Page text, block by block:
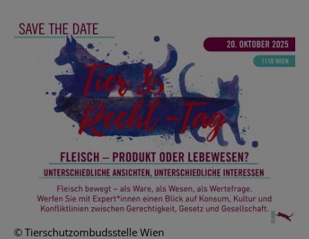
© Tierschutzombudsstelle Wien